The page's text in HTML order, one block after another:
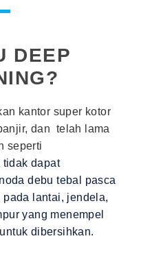
DEEP
kantor super kotor
dan telah lama
seperti
tidak dapat
debu tebal pasca
lantai, jendela,
yang menempel
dibersihkan.